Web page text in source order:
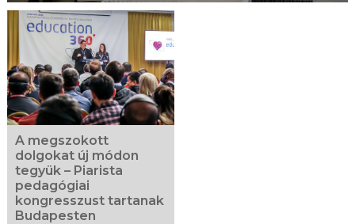
A megszokott
dolgokat új módon
tegyük – Piarista
pedagógiai
kongresszust tartanak
Budapesten